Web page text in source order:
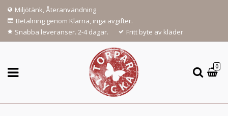
Miljötänk, Återanvändning
Betalning genom Klarna, inga avgifter.
Snabba leveranser. 2-4 dagar.
Fritt byte av kläder
0